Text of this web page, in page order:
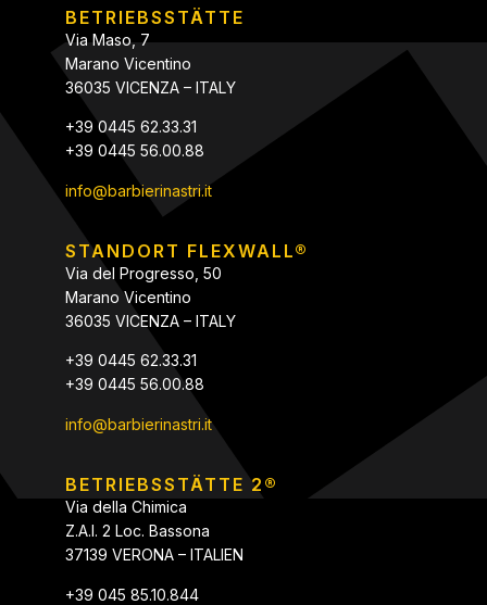
BETRIEBSSTÄTTE
Via Maso, 7
Marano Vicentino
36035 VICENZA – ITALY
+39 0445 62.33.31
+39 0445 56.00.88
info@barbierinastri.it
STANDORT FLEXWALL®
Via del Progresso, 50
Marano Vicentino
36035 VICENZA – ITALY
+39 0445 62.33.31
+39 0445 56.00.88
info@barbierinastri.it
BETRIEBSSTÄTTE 2®
Via della Chimica
Z.A.I. 2 Loc. Bassona
37139 VERONA – ITALIEN
+39 045 85.10.844